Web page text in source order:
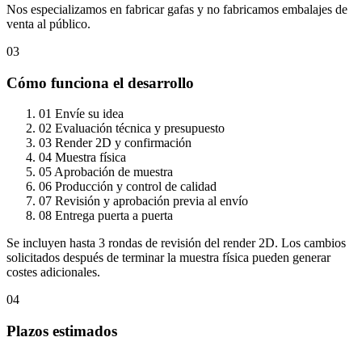
Nos especializamos en fabricar gafas y no fabricamos embalajes de
venta al público.
03
Cómo funciona el desarrollo
01 Envíe su idea
02 Evaluación técnica y presupuesto
03 Render 2D y confirmación
04 Muestra física
05 Aprobación de muestra
06 Producción y control de calidad
07 Revisión y aprobación previa al envío
08 Entrega puerta a puerta
Se incluyen hasta 3 rondas de revisión del render 2D. Los cambios
solicitados después de terminar la muestra física pueden generar
costes adicionales.
04
Plazos estimados